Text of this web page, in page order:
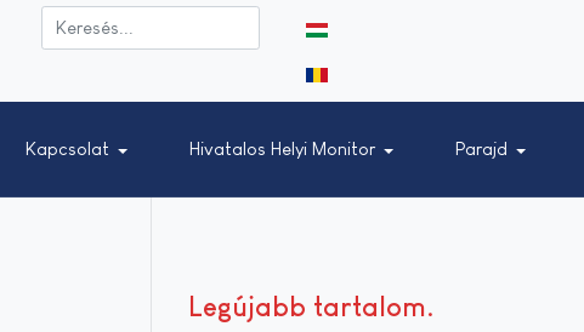
Kapcsolat Hivatalos Helyi Monitor Parajd
Legújabb tartalom